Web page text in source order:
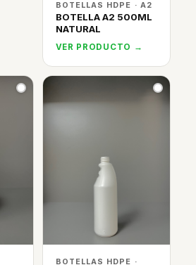
BOTELLAS HDPE · A2
BOTELLA A2 500ML
NATURAL
VER PRODUCTO →
BOTELLAS HDPE ·